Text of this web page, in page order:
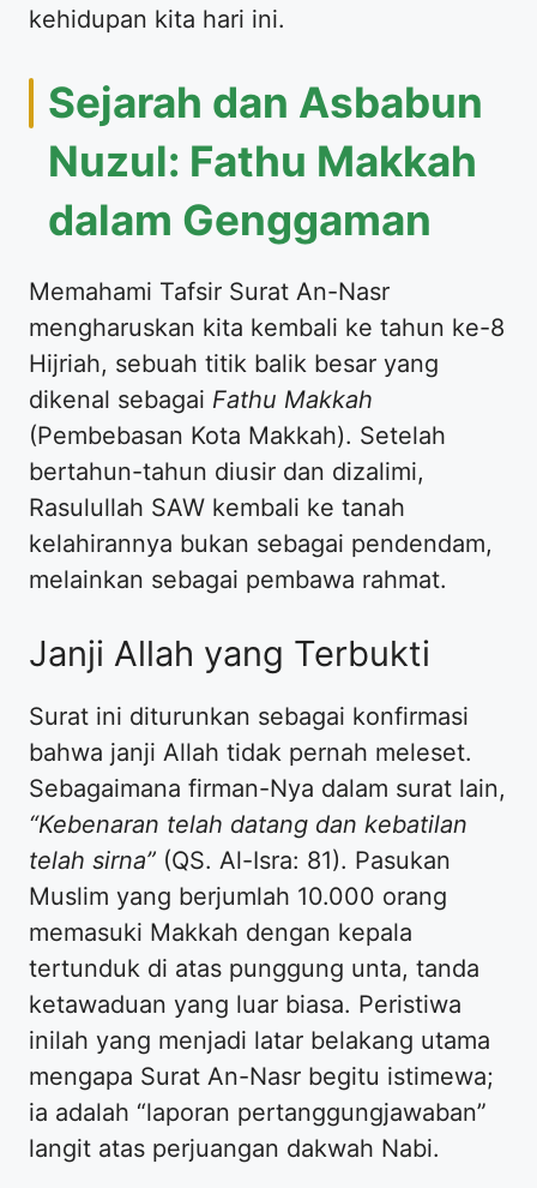
kehidupan kita hari ini.
Sejarah dan Asbabun
Nuzul: Fathu Makkah
dalam Genggaman
Memahami Tafsir Surat An-Nasr
mengharuskan kita kembali ke tahun ke-8
Hijriah, sebuah titik balik besar yang
dikenal sebagai Fathu Makkah
(Pembebasan Kota Makkah). Setelah
bertahun-tahun diusir dan dizalimi,
Rasulullah SAW kembali ke tanah
kelahirannya bukan sebagai pendendam,
melainkan sebagai pembawa rahmat.
Janji Allah yang Terbukti
Surat ini diturunkan sebagai konfirmasi
bahwa janji Allah tidak pernah meleset.
Sebagaimana firman-Nya dalam surat lain,
“Kebenaran telah datang dan kebatilan
telah sirna” (QS. Al-Isra: 81). Pasukan
Muslim yang berjumlah 10.000 orang
memasuki Makkah dengan kepala
tertunduk di atas punggung unta, tanda
ketawaduan yang luar biasa. Peristiwa
inilah yang menjadi latar belakang utama
mengapa Surat An-Nasr begitu istimewa;
ia adalah “laporan pertanggungjawaban”
langit atas perjuangan dakwah Nabi.